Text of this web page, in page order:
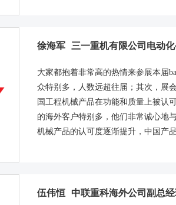
徐海军 三一重机有限公司电动化
大家都抱着非常高的热情来参展本届
众特别多，人数远超往届；其次，展
国工程机械产品在功能和质量上被认
的海外客户特别多，他们非常诚心地
机械产品的认可度逐渐提升，中国产
伍伟恒 中联重科海外公司副总经